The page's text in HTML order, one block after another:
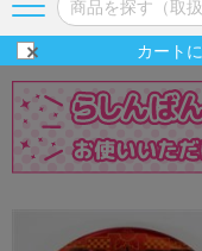
カートに